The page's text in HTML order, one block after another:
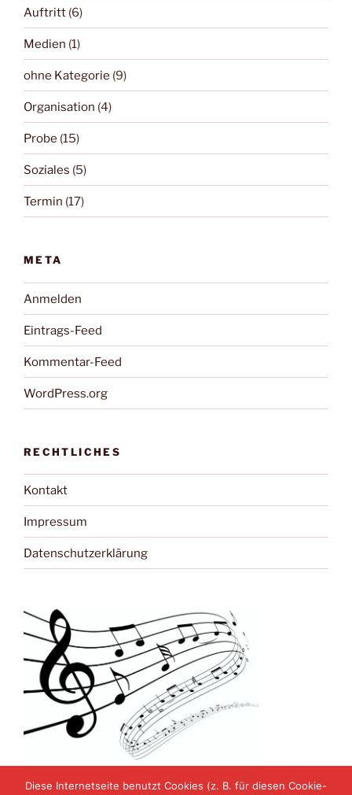
Auftritt (6)
Medien (1)
ohne Kategorie (9)
Organisation (4)
Probe (15)
Soziales (5)
Termin (17)
META
Anmelden
Eintrags-Feed
Kommentar-Feed
WordPress.org
RECHTLICHES
Kontakt
Impressum
Datenschutzerklärung
Diese Internetseite benutzt Cookies (z. B. für diesen Cookie-